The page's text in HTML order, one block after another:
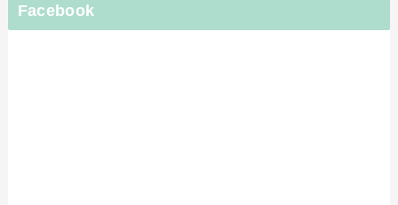
Facebook